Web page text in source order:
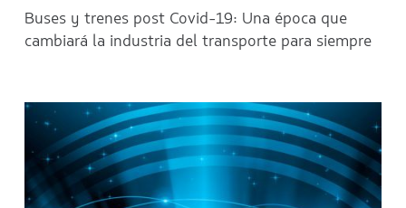
Buses y trenes post Covid-19: Una época que
cambiará la industria del transporte para siempre